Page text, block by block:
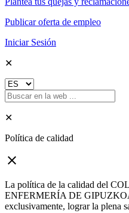
Publicar oferta de empleo
Iniciar Sesión
✕
✕
Política de calidad
close
La política de la calidad del
ENFERMERÍA DE
exclusivamente, lograr la plena